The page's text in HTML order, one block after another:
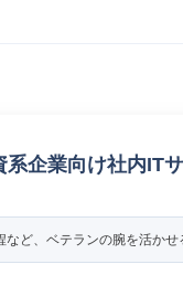
系企業向け社内IT
など、ベテランの腕を活か